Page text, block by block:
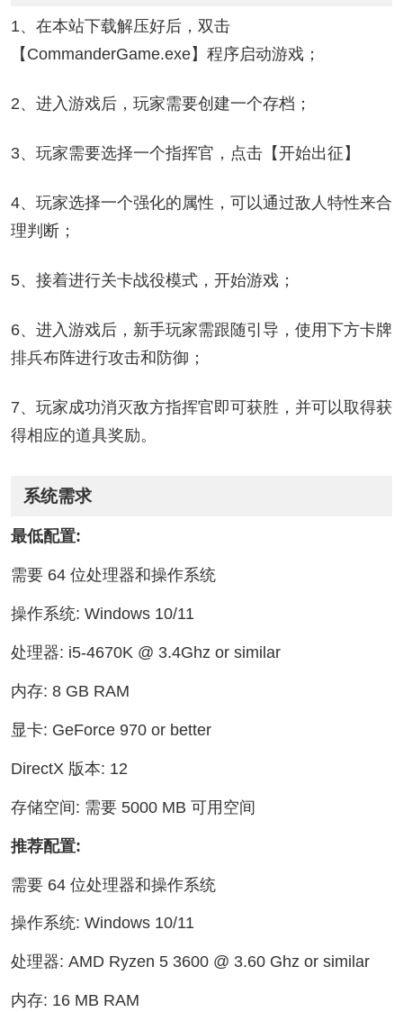
1、在本站下载解压好后，双击
【CommanderGame.exe】程序启动游戏；
2、进入游戏后，玩家需要创建一个存档；
3、玩家需要选择一个指挥官，点击【开始出征】
4、玩家选择一个强化的属性，可以通过敌人特性来合
理判断；
5、接着进行关卡战役模式，开始游戏；
6、进入游戏后，新手玩家需跟随引导，使用下方卡牌
排兵布阵进行攻击和防御；
7、玩家成功消灭敌方指挥官即可获胜，并可以取得获
得相应的道具奖励。
系统需求
最低配置:
需要 64 位处理器和操作系统
操作系统: Windows 10/11
处理器: i5-4670K @ 3.4Ghz or similar
内存: 8 GB RAM
显卡: GeForce 970 or better
DirectX 版本: 12
存储空间: 需要 5000 MB 可用空间
推荐配置:
需要 64 位处理器和操作系统
操作系统: Windows 10/11
处理器: AMD Ryzen 5 3600 @ 3.60 Ghz or similar
内存: 16 MB RAM